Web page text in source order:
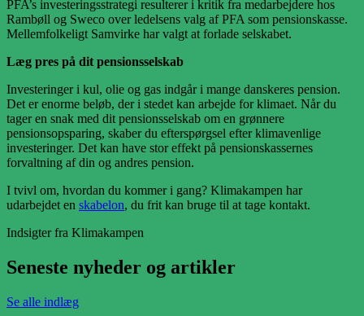
PFA’s investeringsstrategi resulterer i kritik fra medarbejdere hos
Rambøll og Sweco over ledelsens valg af PFA som pensionskasse.
Mellemfolkeligt Samvirke har valgt at forlade selskabet.
Læg pres på dit pensionsselskab
Investeringer i kul, olie og gas indgår i mange danskeres pension.
Det er enorme beløb, der i stedet kan arbejde for klimaet. Når du
tager en snak med dit pensionsselskab om en grønnere
pensionsopsparing, skaber du efterspørgsel efter klimavenlige
investeringer. Det kan have stor effekt på pensionskassernes
forvaltning af din og andres pension.
I tvivl om, hvordan du kommer i gang? Klimakampen har
udarbejdet en skabelon, du frit kan bruge til at tage kontakt.
Indsigter fra Klimakampen
Seneste nyheder og artikler
Se alle indlæg